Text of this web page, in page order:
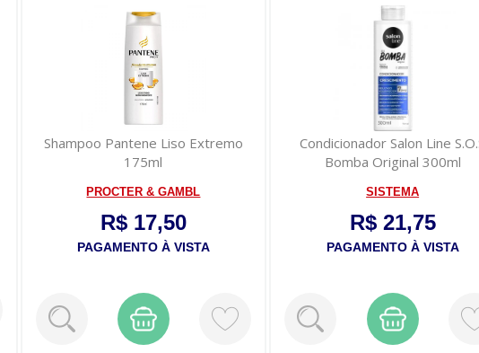
Shampoo Pantene Liso Extremo
175ml
PROCTER & GAMBL
R$ 17,50
PAGAMENTO À VISTA
Condicionador Salon Line
Bomba Original 300ml
SISTEMA
R$ 21,75
PAGAMENTO À VISTA